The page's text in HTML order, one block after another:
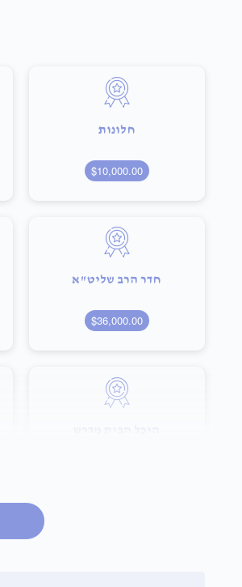
חלונות
$10,000.00
חדר הרב שליט"א
$36,000.00